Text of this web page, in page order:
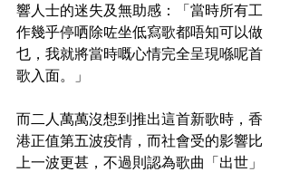
響人士的迷失及無助感：「當時所有工
作幾乎停哂除咗坐低寫歌都唔知可以做
乜，我就將當時嘅心情完全呈現喺呢首
歌入面。」
而二人萬萬沒想到推出這首新歌時，香
港正值第五波疫情，而社會受的影響比
上一波更甚，不過則認為歌曲「出世」